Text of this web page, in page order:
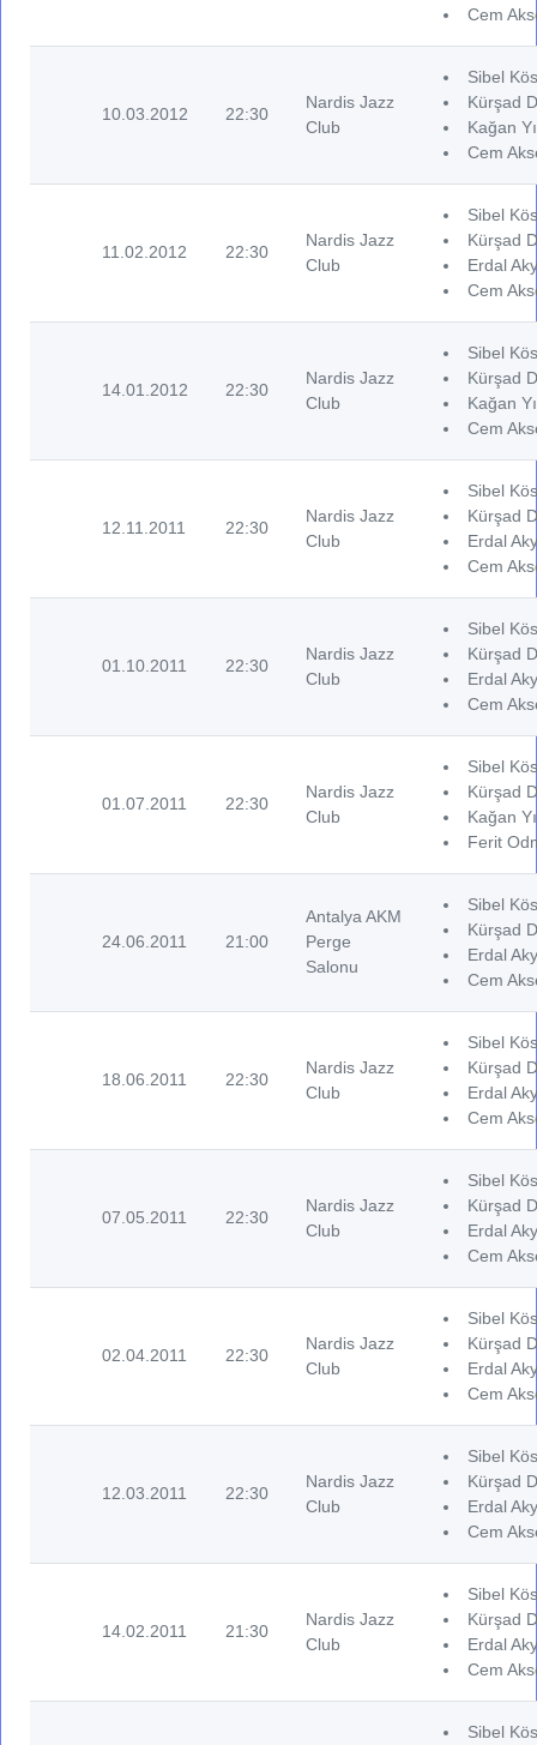
Cem
10.03.2012 22:30
Nardis Jazz
Club
Sibel
Kürşad
Kağan
Cem
11.02.2012 22:30
Nardis Jazz
Club
Sibel
Kürşad
Erdal
Cem
14.01.2012 22:30
Nardis Jazz
Club
Sibel
Kürşad
Kağan
Cem
12.11.2011 22:30
Nardis Jazz
Club
Sibel
Kürşad
Erdal
Cem
01.10.2011 22:30
Nardis Jazz
Club
Sibel
Kürşad
Erdal
Cem
01.07.2011 22:30
Nardis Jazz
Club
Sibel
Kürşad
Kağan
Ferit
24.06.2011 21:00
Antalya AKM
Perge
Salonu
Sibel
Kürşad
Erdal
Cem
18.06.2011 22:30
Nardis Jazz
Club
Sibel
Kürşad
Erdal
Cem
07.05.2011 22:30
Nardis Jazz
Club
Sibel
Kürşad
Erdal
Cem
02.04.2011 22:30
Nardis Jazz
Club
Sibel
Kürşad
Erdal
Cem
12.03.2011 22:30
Nardis Jazz
Club
Sibel
Kürşad
Erdal
Cem
14.02.2011 21:30
Nardis Jazz
Club
Sibel
Kürşad
Erdal
Cem
Sibel